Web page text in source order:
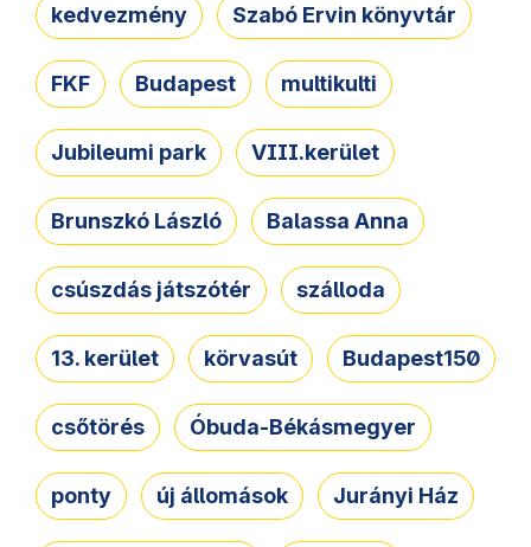
kedvezmény Szabó Ervin könyvtár
FKF Budapest multikulti
Jubileumi park VIII.kerület
Brunszkó László Balassa Anna
csúszdás játszótér szálloda
13. kerület körvasút Budapest150
csőtörés Óbuda-Békásmegyer
ponty új állomások Jurányi Ház